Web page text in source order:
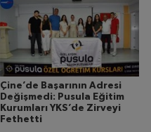
Çine’de Başarının Adresi
Değişmedi: Pusula Eğitim
Kurumları YKS’de Zirveyi
Fethetti